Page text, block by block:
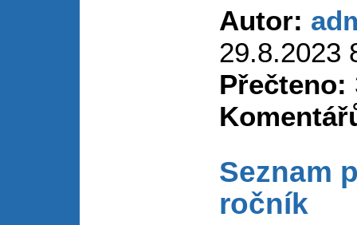
Autor:
29.8.2023
Přečteno:
Seznam
ročník